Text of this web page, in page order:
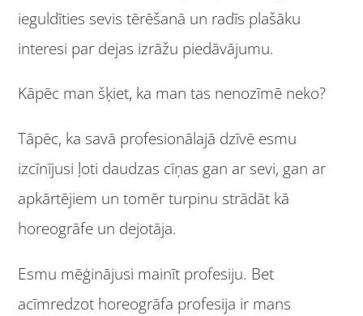
ieguldīties sevis tērēšanā un radīs plašāku
interesi par dejas izrāžu piedāvājumu.
Kāpēc man šķiet, ka man tas nenozīmē neko?
Tāpēc, ka savā profesionālajā dzīvē esmu
izcīnījusi ļoti daudzas cīņas gan ar sevi, gan ar
apkārtējiem un tomēr turpinu strādāt kā
horeogrāfe un dejotāja.
Esmu mēģinājusi mainīt profesiju. Bet
acīmredzot horeogrāfa profesija ir mans